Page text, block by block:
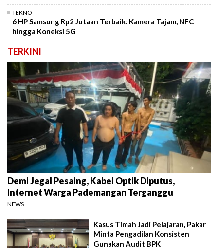
TEKNO
6 HP Samsung Rp2 Jutaan Terbaik: Kamera Tajam, NFC
hingga Koneksi 5G
TERKINI
Demi Jegal Pesaing, Kabel Optik Diputus,
Internet Warga Pademangan Terganggu
NEWS
Kasus Timah Jadi Pelajaran, Pakar
Minta Pengadilan Konsisten
Gunakan Audit BPK